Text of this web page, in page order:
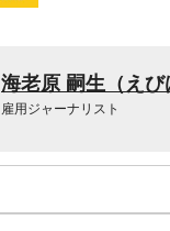
海老原 嗣生（えび
雇用ジャーナリスト